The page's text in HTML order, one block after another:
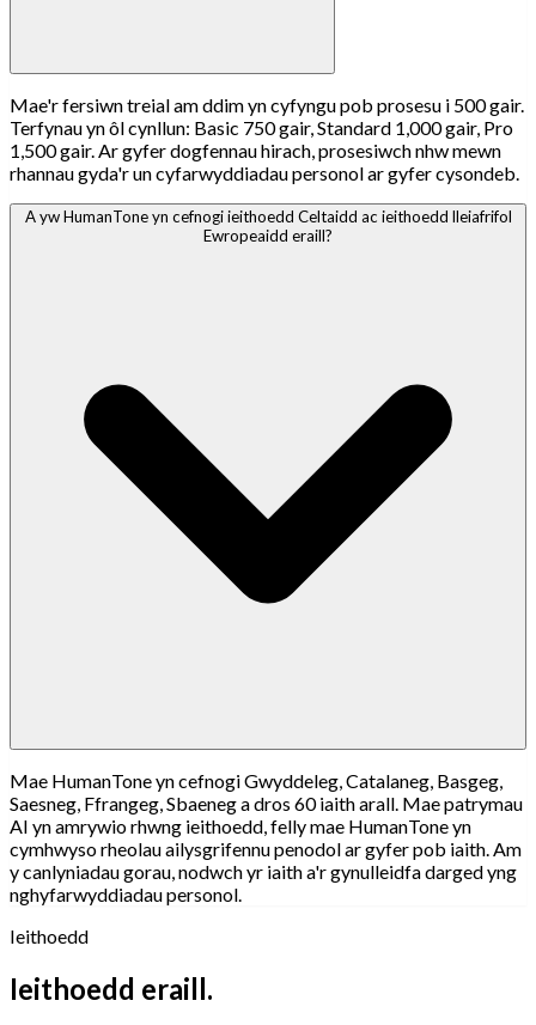
Mae'r fersiwn treial am ddim yn cyfyngu pob prosesu i 500 gair.
Terfynau yn ôl cynllun: Basic 750 gair, Standard 1,000 gair, Pro
1,500 gair. Ar gyfer dogfennau hirach, prosesiwch nhw mewn
rhannau gyda'r un cyfarwyddiadau personol ar gyfer cysondeb.
A yw HumanTone yn cefnogi ieithoedd Celtaidd ac ieithoedd lleiafrifol
Ewropeaidd eraill?
Mae HumanTone yn cefnogi Gwyddeleg, Catalaneg, Basgeg,
Saesneg, Ffrangeg, Sbaeneg a dros 60 iaith arall. Mae patrymau
AI yn amrywio rhwng ieithoedd, felly mae HumanTone yn
cymhwyso rheolau ailysgrifennu penodol ar gyfer pob iaith. Am
y canlyniadau gorau, nodwch yr iaith a'r gynulleidfa darged yng
nghyfarwyddiadau personol.
Ieithoedd
Ieithoedd eraill.